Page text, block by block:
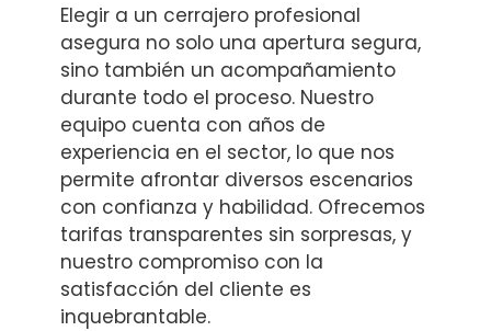
Elegir a un cerrajero profesional
asegura no solo una apertura segura,
sino también un acompañamiento
durante todo el proceso. Nuestro
equipo cuenta con años de
experiencia en el sector, lo que nos
permite afrontar diversos escenarios
con confianza y habilidad. Ofrecemos
tarifas transparentes sin sorpresas, y
nuestro compromiso con la
satisfacción del cliente es
inquebrantable.